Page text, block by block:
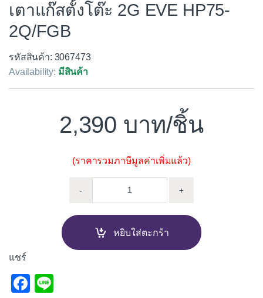
เตาแก๊สตั้งโต๊ะ 2G EVE HP75-
2Q/FGB
รหัสสินค้า: 3067473
Availability: มีสินค้า
2,390 /ชิ้น
(ราคารวมภาษีมูลค่าเพิ่มแล้ว)
- +
หยิบใส่ตะกร้า
แชร์
F